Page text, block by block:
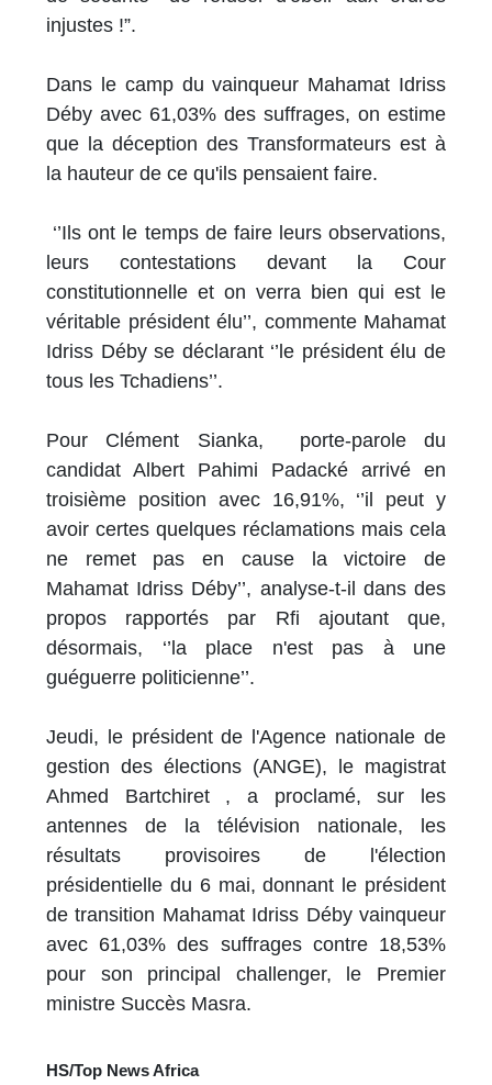
injustes !”.
Dans le camp du vainqueur Mahamat Idriss
Déby avec 61,03% des suffrages, on estime
que la déception des Transformateurs est à
la hauteur de ce qu'ils pensaient faire.
‘’Ils ont le temps de faire leurs observations,
leurs contestations devant la Cour
constitutionnelle et on verra bien qui est le
véritable président élu’’, commente Mahamat
Idriss Déby se déclarant ‘’le président élu de
tous les Tchadiens’’.
Pour Clément Sianka, porte-parole du
candidat Albert Pahimi Padacké arrivé en
troisième position avec 16,91%, ‘’il peut y
avoir certes quelques réclamations mais cela
ne remet pas en cause la victoire de
Mahamat Idriss Déby’’, analyse-t-il dans des
propos rapportés par Rfi ajoutant que,
désormais, ‘’la place n'est pas à une
guéguerre politicienne’’.
Jeudi, le président de l'Agence nationale de
gestion des élections (ANGE), le magistrat
Ahmed Bartchiret , a proclamé, sur les
antennes de la télévision nationale, les
résultats provisoires de l'élection
présidentielle du 6 mai, donnant le président
de transition Mahamat Idriss Déby vainqueur
avec 61,03% des suffrages contre 18,53%
pour son principal challenger, le Premier
ministre Succès Masra.
HS/Top News Africa